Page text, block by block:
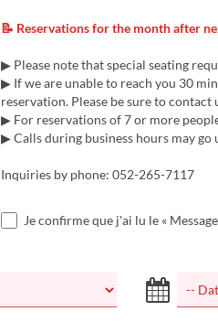
📝 Reservations for the month after
▶ Please note that special seating
▶ If we are unable to reach you 30
reservation. Please be sure to contact
▶ For reservations of 7 or more
▶ Calls during business hours may go
Inquiries by phone: 052-265-7117
Je confirme que j'ai lu le «